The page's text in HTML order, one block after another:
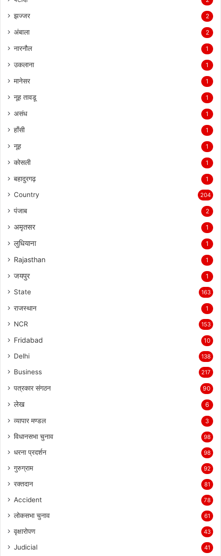
झज्जर 2
अंबाला 2
नारनौल 1
उकलाना 1
मानेसर 1
नूह तावडू 1
असंध 1
हाँसी 1
नूह 1
कोसली 1
बहादुरगढ़ 1
Country 204
पंजाब 2
अमृतसर 1
लुधियाना 1
Rajasthan 1
जयपुर 1
State 163
राजस्थान 1
NCR 153
Fridabad 10
Delhi 138
Business 217
पत्रकार संगठन 90
लेख 6
व्यापार मण्डल 3
विधानसभा चुनाव 98
धरना प्रदर्शन 98
गुरुग्राम 92
रक्तदान 81
Accident 78
लोकसभा चुनाव 61
वृक्षारोपण 43
Judicial 41